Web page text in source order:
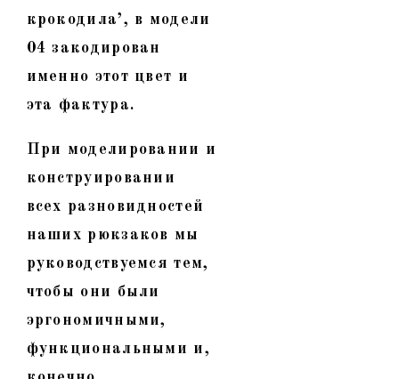
крокодила’, в модели
04 закодирован
именно этот цвет и
эта фактура.
При моделировании и
конструировании
всех разновидностей
наших рюкзаков мы
руководствуемся тем,
чтобы они были
эргономичными,
функциональными и,